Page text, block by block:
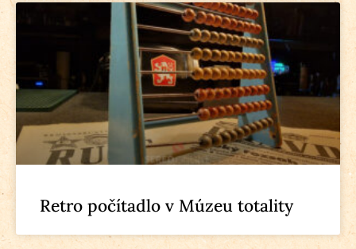
Retro počítadlo v Múzeu totality